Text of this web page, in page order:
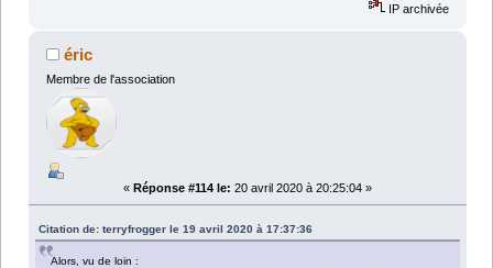
IP archivée
éric
Membre de l'association
« Réponse #114 le: 20 avril 2020 à 20:25:04 »
Citation de: terryfrogger le 19 avril 2020 à 17:37:36
Alors, vu de loin :